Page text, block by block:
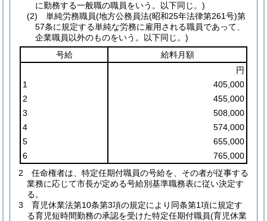
に勤務する一般職の職員をいう。以下同じ。)
(2)
単純労務職員(地方公務員法(昭和25年法律第261号)第
57条に規定する単純な労務に雇用される職員であって、
企業職員以外のものをいう。以下同じ。)
号給
給料月額
円
1
405,000
2
455,000
3
508,000
4
574,000
5
655,000
6
765,000
2
任命権者は、特定任期付職員の号給を、その者が従事する
業務に応じて市長が定める号給別基準職務表に従い決定す
る。
3
育児休業法第10条第3項の規定により同条第1項に規定す
る育児短時間勤務の承認を受けた特定任期付職員(育児休業